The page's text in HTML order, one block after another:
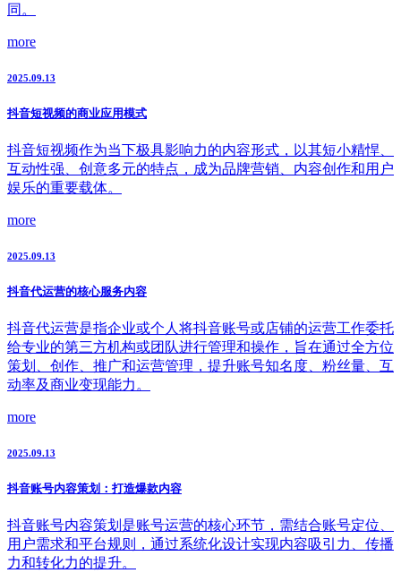
同。
more
2025.09.13
抖音短视频的商业应用模式
抖音短视频作为当下极具影响力的内容形式，以其短小精悍、
互动性强、创意多元的特点，成为品牌营销、内容创作和用户
娱乐的重要载体。
more
2025.09.13
抖音代运营的核心服务内容
抖音代运营是指企业或个人将抖音账号或店铺的运营工作委托
给专业的第三方机构或团队进行管理和操作，旨在通过全方位
策划、创作、推广和运营管理，提升账号知名度、粉丝量、互
动率及商业变现能力。
more
2025.09.13
抖音账号内容策划：打造爆款内容
抖音账号内容策划是账号运营的核心环节，需结合账号定位、
用户需求和平台规则，通过系统化设计实现内容吸引力、传播
力和转化力的提升。